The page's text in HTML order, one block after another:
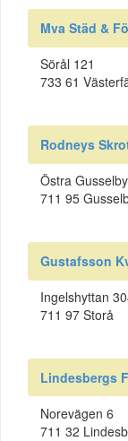
Mva Städ &
Sörål 121
733 61
Rodneys
Östra
711 95
Gustafsson
Ingelshyttan
711 97 Storå
Lindesbergs
Norevägen 6
711 32